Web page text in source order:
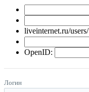
liveinternet.ru/users/
OpenID:
Логин